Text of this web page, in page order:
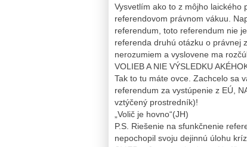
Vysvetlím ako to z môjho laického
referendovom právnom vákuu.
referendum, toto referendum nie
referenda druhú otázku o právnej
nerozumiem a vyslovene ma
VOLIEB A NIE VÝSLEDKU
Tak to tu máte ovce. Zachcelo sa
referendum za vystúpenie z EÚ,
vztýčený prostredník)!
„Volič je hovno“(JH)
P.S. Riešenie na sfunkčnenie
nepochopil svoju dejinnú úlohu